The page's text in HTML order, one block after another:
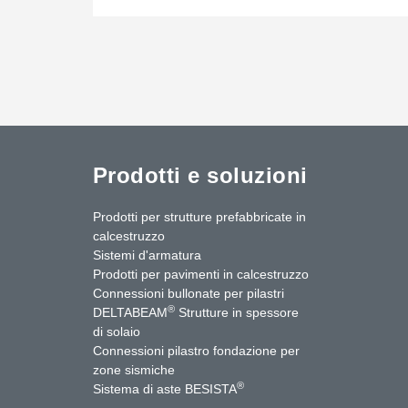
Prodotti e soluzioni
Prodotti per strutture prefabbricate in
calcestruzzo
Sistemi d'armatura
Prodotti per pavimenti in calcestruzzo
Connessioni bullonate per pilastri
DELTABEAM® Strutture in spessore
di solaio
Connessioni pilastro fondazione per
zone sismiche
Sistema di aste BESISTA®